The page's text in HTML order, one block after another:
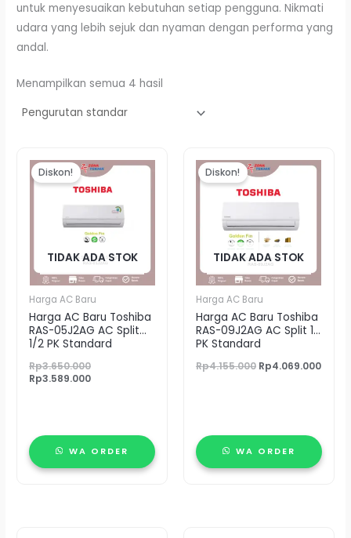
untuk menyesuaikan kebutuhan setiap pengguna. Nikmati
udara yang lebih sejuk dan nyaman dengan performa yang
andal.
Menampilkan semua 4 hasil
TIDAK ADA STOK
Diskon!
Harga AC Baru
Harga AC Baru Toshiba
RAS-05J2AG AC Split
1/2 PK Standard
Rp3.650.000
aslinya
adalah:
Rp3.650.000.
Rp3.589.000
saat
ini
adalah:
Rp3.589.000.
WA ORDER
TIDAK ADA STOK
Diskon!
Harga AC Baru
Harga AC Baru Toshiba
RAS-09J2AG AC Split 1
PK Standard
Rp4.155.000
aslinya
adalah:
Rp4.155.000.
Rp4.069.000
WA ORDER